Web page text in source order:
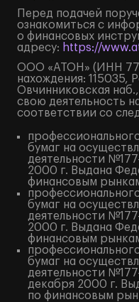
Перед подачей
ознакомиться с
о финансовых
адресу: https://
ООО «АТОН» (ИНН
нахождения: 115035,
Овчинниковская
свою деятельность
соответствии со
бумаг на
деятельности
2000 г. Выдана
финансовым
бумаг на
деятельности
2000 г. Выдана
финансовым
бумаг на
деятельности
декабря 2000 г.
по финансовым